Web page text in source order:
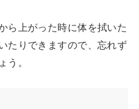
ら上がった時に体を拭いた
たりできますので、忘れず
う。